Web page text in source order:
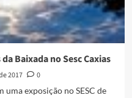
Baixada no Sesc Caxias
2017
0
exposição no SESC de